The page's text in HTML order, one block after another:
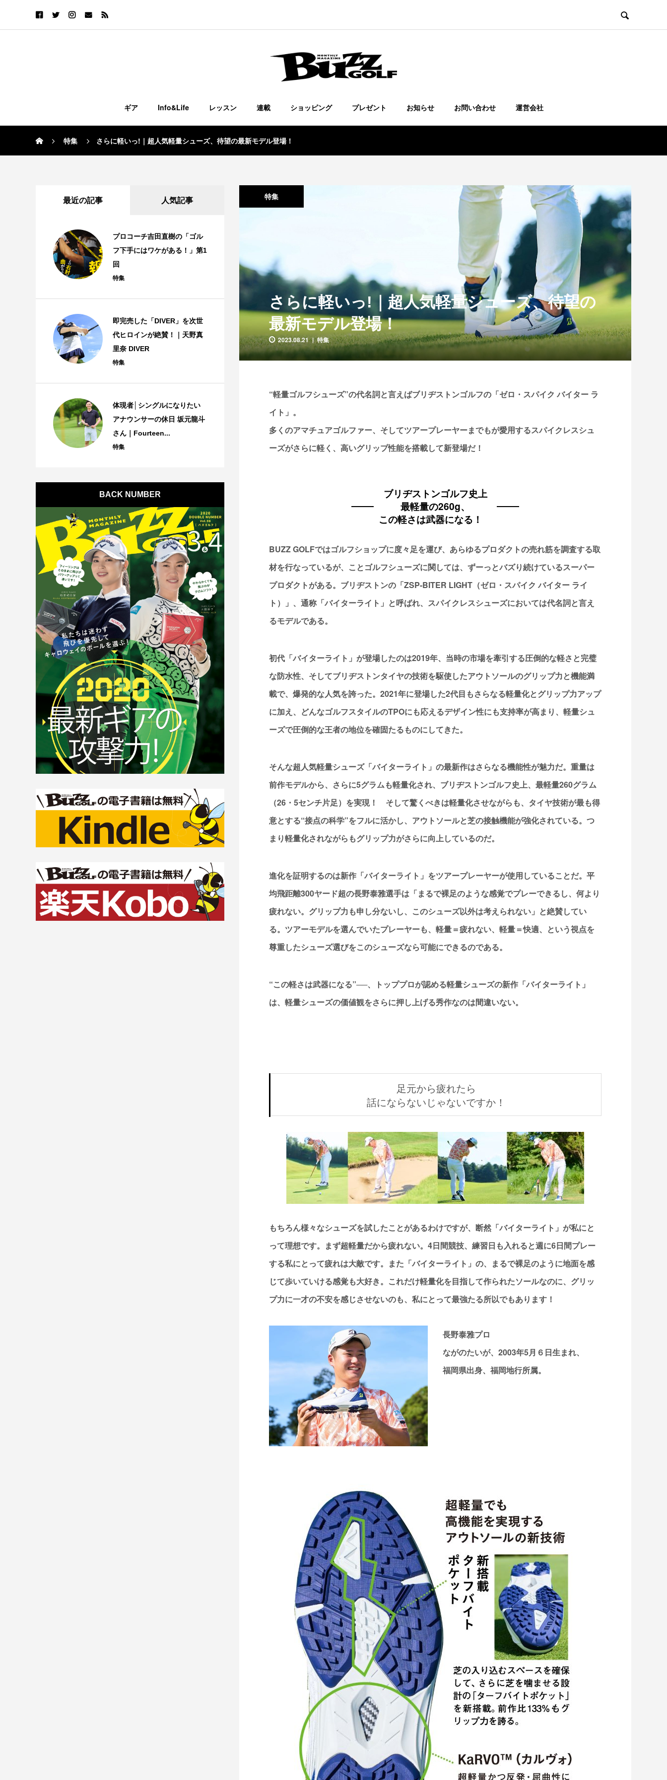

ギア Info&Life レッスン 連載 ショッピング プレゼント お知らせ お問い合わせ 運営会社
特集 さらに軽いっ!｜超人気軽量シューズ、待望の最新モデル登場！
特集
さらに軽いっ!｜超人気軽量シューズ、待望の
最新モデル登場！
2023.08.21 特集
“軽量ゴルフシューズ”の代名詞と言えばブリヂストンゴルフの「ゼロ・スパイク バイター ラ
イト」。
多くのアマチュアゴルファー、そしてツアープレーヤーまでもが愛用するスパイクレスシュ
ーズがさらに軽く、高いグリップ性能を搭載して新登場だ！
ブリヂストンゴルフ史上
最軽量の260g、
この軽さは武器になる！
BUZZ GOLFではゴルフショップに度々足を運び、あらゆるプロダクトの売れ筋を調査する取
材を行なっているが、ことゴルフシューズに関しては、ずーっとバズり続けているスーパー
プロダクトがある。ブリヂストンの「ZSP-BITER LIGHT（ゼロ・スパイク バイター ライ
ト）」、通称「バイターライト」と呼ばれ、スパイクレスシューズにおいては代名詞と言え
るモデルである。
初代「バイターライト」が登場したのは2019年、当時の市場を牽引する圧倒的な軽さと完璧
な防水性、そしてブリヂストンタイヤの技術を駆使したアウトソールのグリップ力と機能満
載で、爆発的な人気を誇った。2021年に登場した2代目もさらなる軽量化とグリップ力アップ
に加え、どんなゴルフスタイルのTPOにも応えるデザイン性にも支持率が高まり、軽量シュ
ーズで圧倒的な王者の地位を確固たるものにしてきた。
そんな超人気軽量シューズ「バイターライト」の最新作はさらなる機能性が魅力だ。重量は
前作モデルから、さらに5グラムも軽量化され、ブリヂストンゴルフ史上、最軽量260グラム
（26・5センチ片足）を実現！ そして驚くべきは軽量化させながらも、タイヤ技術が最も得
意とする“接点の科学”をフルに活かし、アウトソールと芝の接触機能が強化されている。つ
まり軽量化されながらもグリップ力がさらに向上しているのだ。
進化を証明するのは新作「バイターライト」をツアープレーヤーが使用していることだ。平
均飛距離300ヤード超の長野泰雅選手は「まるで裸足のような感覚でプレーできるし、何より
疲れない。グリップ力も申し分ないし、このシューズ以外は考えられない」と絶賛してい
る。ツアーモデルを選んでいたプレーヤーも、軽量＝疲れない、軽量＝快適、という視点を
尊重したシューズ選びをこのシューズなら可能にできるのである。
“この軽さは武器になる”──、トッププロが認める軽量シューズの新作「バイターライト」
は、軽量シューズの価値観をさらに押し上げる秀作なのは間違いない。
足元から疲れたら
話にならないじゃないですか！
もちろん様々なシューズを試したことがあるわけですが、断然「バイターライト」が私にと
って理想です。まず超軽量だから疲れない。4日間競技、練習日も入れると週に6日間プレー
する私にとって疲れは大敵です。また「バイターライト」の、まるで裸足のように地面を感
じて歩いていける感覚も大好き。これだけ軽量化を目指して作られたソールなのに、グリッ
プ力に一才の不安を感じさせないのも、私にとって最強たる所以でもあります！
長野泰雅プロ
ながのたいが、2003年5月６日生まれ、
福岡県出身、福岡地行所属。
最近の記事 人気記事
プロコーチ吉田直樹の「ゴル
フ下手にはワケがある！」第1
回
特集
即完売した「DIVER」を次世
代ヒロインが絶賛！｜天野真
里奈 DIVER
特集
体現者│シングルになりたい
アナウンサーの休日 坂元龍斗
さん｜Fourteen...
特集
BACK NUMBER